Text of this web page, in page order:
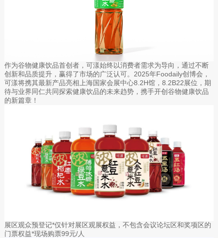
作为谷物健康饮品首创者，可漾始终以消费者需求为导向，通过不断
创新和品质提升，赢得了市场的广泛认可。2025年Foodaily创博会，
可漾将携其最新产品亮相上海国家会展中心8.2H馆，8.2B22展位，期
待与业界同仁共同探索健康饮品的未来趋势，携手开创谷物健康饮品
的新篇章！
展区观众预登记*仅针对展区观展权益，不包含会议论坛区和奖项区的
门票权益*现场购票99元/人